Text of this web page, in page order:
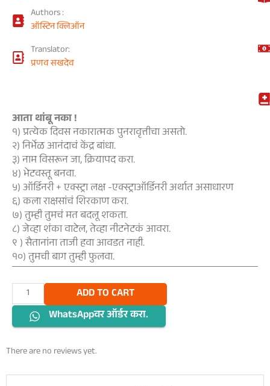
₹250. ₹225.
Authors :
ऑस्टिन क्लिऑन
Translator:
प्रणव सखदेव
आता थांबू नका !
१) प्रत्येक दिवस नकारात्मक पुनरावृत्तीचा असतो.
२) निर्भेळ आनंदाचं केंद्र बांधा.
३) नाम विसरून जा, क्रियापद करा.
४) भेटवस्तू बनवा.
५) ऑर्डिनरी + एक्स्ट्रा लक्ष -एक्स्ट्राऑर्डिनरी अर्थात असाधारण
६) कला राक्षसांचं शिरकाण करा.
७) तुम्ही तुमचं मत बदलू शकता.
८) जेव्हा शंका वाटेल, तेव्हा नीटनेटकं आवरा.
९ ) सैतानांना ताजी हवा आवडत नाही.
१०) तुमची बाग तुम्ही फुलवा.
गोइंग
quantity
ADD TO CART
WhatsAppवर ऑर्डर करा.
There are no reviews yet.